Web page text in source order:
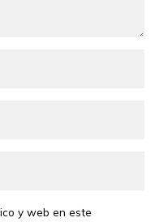
y web en este